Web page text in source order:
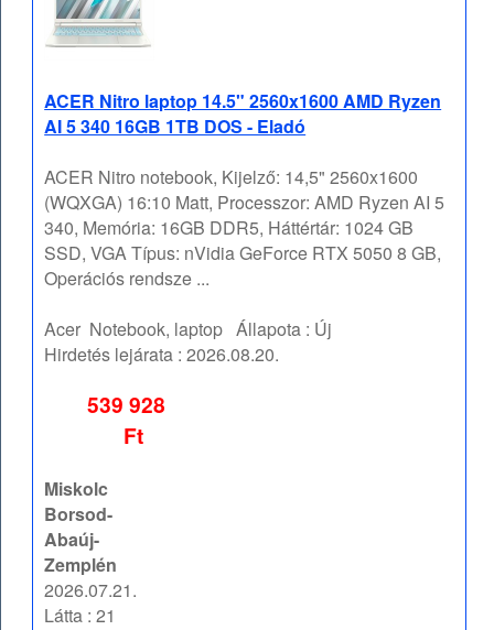
ACER Nitro laptop 14.5" 2560x1600 AMD Ryzen
AI 5 340 16GB 1TB DOS - Eladó
ACER Nitro notebook, Kijelző: 14,5" 2560x1600
(WQXGA) 16:10 Matt, Processzor: AMD Ryzen AI 5
340, Memória: 16GB DDR5, Háttértár: 1024 GB
SSD, VGA Típus: nVidia GeForce RTX 5050 8 GB,
Operációs rendsze ...
Acer Notebook, laptop Állapota : Új
Hirdetés lejárata :2026.08.20.
539 928
Ft
Miskolc
Borsod-
Abaúj-
Zemplén
2026.07.21.
Látta : 21